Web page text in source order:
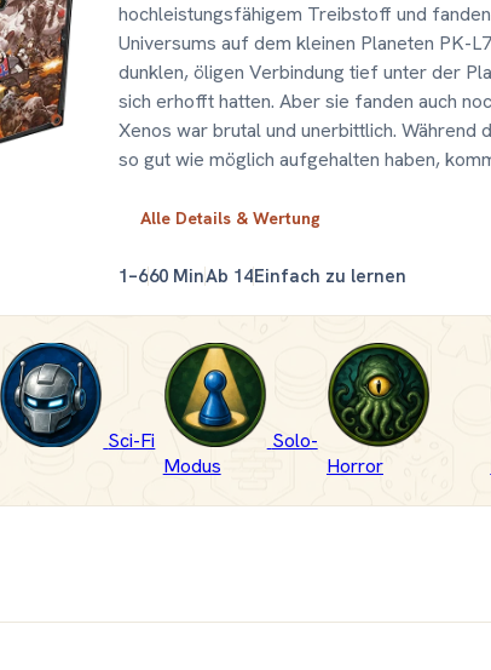
hochleistungsfähigem Treibstoff und
Universums auf dem kleinen Planeten PK-
dunklen, öligen Verbindung tief unter der
sich erhofft hatten. Aber sie fanden auch
Xenos war brutal und unerbittlich. Während
so gut wie möglich aufgehalten haben,
Alle Details & Wertung
1–660 MinAb 14Einfach zu lernen
Sci-Fi
Solo-
Modus
Horror